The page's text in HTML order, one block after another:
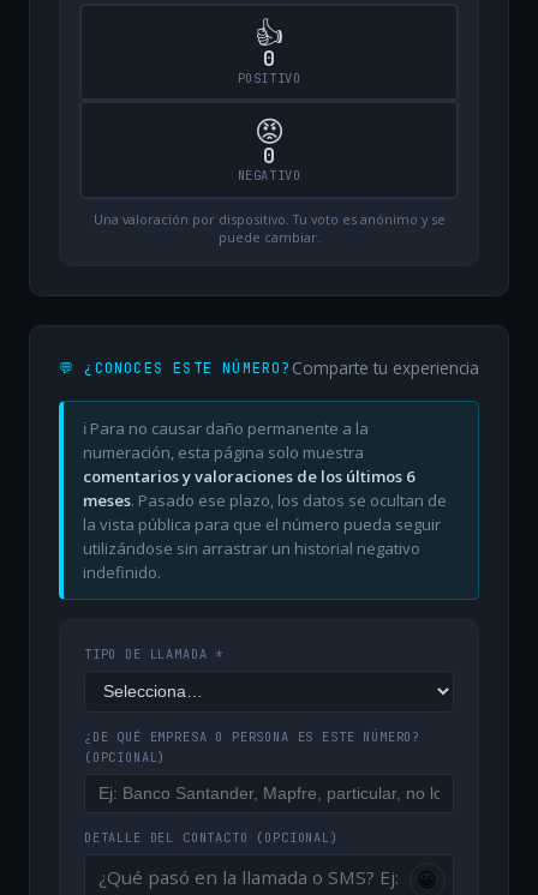
👍
0
POSITIVO
😡
0
NEGATIVO
Una valoración por dispositivo. Tu voto es anónimo y se
puede cambiar.
💬 ¿CONOCES ESTE NÚMERO? Comparte tu experiencia
ℹ️ Para no causar daño permanente a la
numeración, esta página solo muestra
comentarios y valoraciones de los últimos 6
meses. Pasado ese plazo, los datos se ocultan de
la vista pública para que el número pueda seguir
utilizándose sin arrastrar un historial negativo
indefinido.
TIPO DE LLAMADA *
¿DE QUÉ EMPRESA O PERSONA ES ESTE NÚMERO?
(OPCIONAL)
DETALLE DEL CONTACTO (OPCIONAL)
😀